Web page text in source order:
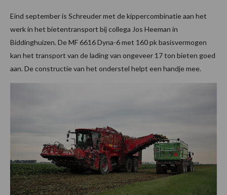
Eind september is Schreuder met de kippercombinatie aan het
werk in het bietentransport bij collega Jos Heeman in
Biddinghuizen. De MF 6616 Dyna-6 met 160 pk basisvermogen
kan het transport van de lading van ongeveer 17 ton bieten goed
aan. De constructie van het onderstel helpt een handje mee.